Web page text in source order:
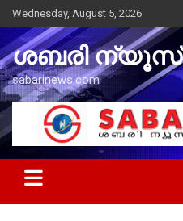
Skip
to
content
Wednesday, August 5, 2026
ശബരി ന്യൂസ്
sabarinews.com